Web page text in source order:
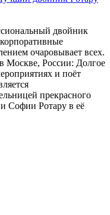
двойник
очаровывает всех.
Москве, России: Долгое
и поёт
прекрасного
Софии Ротару в её